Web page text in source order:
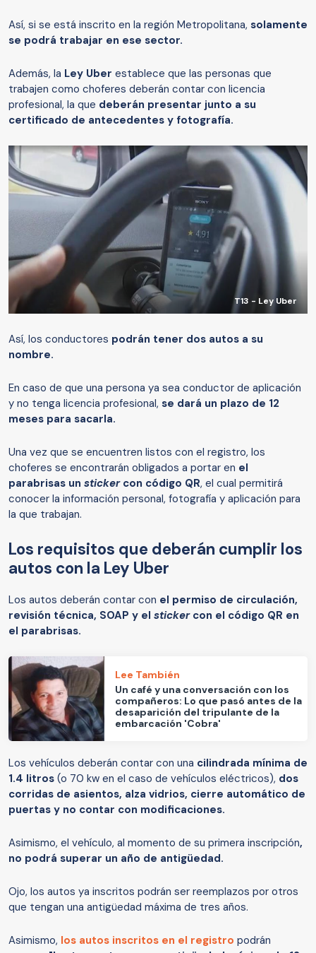
Así, si se está inscrito en la región Metropolitana, solamente
se podrá trabajar en ese sector.
Además, la Ley Uber establece que las personas que
trabajen como choferes deberán contar con licencia
profesional, la que deberán presentar junto a su
certificado de antecedentes y fotografía.
T13 - Ley Uber
Así, los conductores podrán tener dos autos a su
nombre.
En caso de que una persona ya sea conductor de aplicación
y no tenga licencia profesional, se dará un plazo de 12
meses para sacarla.
Una vez que se encuentren listos con el registro, los
choferes se encontrarán obligados a portar en el
parabrisas un stickercon código QR, el cual permitirá
conocer la información personal, fotografía y aplicación para
la que trabajan.
Los requisitos que deberán cumplir los
autos con la Ley Uber
Los autos deberán contar con el permiso de circulación,
revisión técnica, SOAP y el stickercon el código QR en
el parabrisas.
Lee También
Un café y una conversación con los
compañeros: Lo que pasó antes de la
desaparición del tripulante de la
embarcación 'Cobra'
Los vehículos deberán contar con una cilindrada mínima de
1.4 litros (o 70 kw en el caso de vehículos eléctricos), dos
corridas de asientos, alza vidrios, cierre automático de
puertas y no contar con modificaciones.
Asimismo, el vehículo, al momento de su primera inscripción,
no podrá superar un año de antigüedad.
Ojo, los autos ya inscritos podrán ser reemplazos por otros
que tengan una antigüedad máxima de tres años.
Asimismo, los autos inscritos en el registro podrán